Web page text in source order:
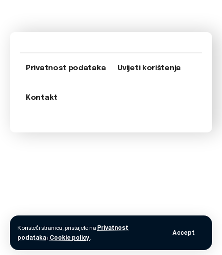
Koristeći stranicu, pristajete na Privatnost
podatakai Cookie policy.
Accept
Privatnost podataka Uvijeti korištenja
Kontakt